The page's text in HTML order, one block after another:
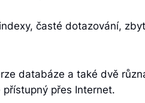
časté dotazování,
databáze a také dvě
přístupný přes Internet.